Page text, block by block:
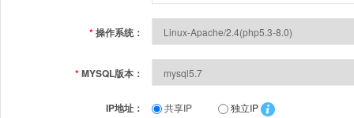
*操作系统：
*MYSQL版本：
IP地址： 共享IP 独立IP